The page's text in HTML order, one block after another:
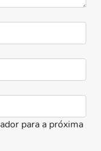
para a próxima